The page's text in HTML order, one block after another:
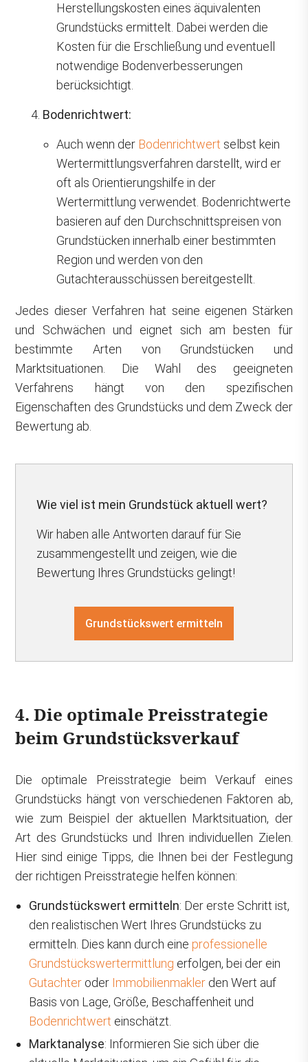
Herstellungskosten eines äquivalenten
Grundstücks ermittelt. Dabei werden die
Kosten für die Erschließung und eventuell
notwendige Bodenverbesserungen
berücksichtigt.
Bodenrichtwert:
Auch wenn der Bodenrichtwert selbst kein
Wertermittlungsverfahren darstellt, wird er
oft als Orientierungshilfe in der
Wertermittlung verwendet. Bodenrichtwerte
basieren auf den Durchschnittspreisen von
Grundstücken innerhalb einer bestimmten
Region und werden von den
Gutachterausschüssen bereitgestellt.
Jedes dieser Verfahren hat seine eigenen Stärken
und Schwächen und eignet sich am besten für
bestimmte Arten von Grundstücken und
Marktsituationen. Die Wahl des geeigneten
Verfahrens hängt von den spezifischen
Eigenschaften des Grundstücks und dem Zweck der
Bewertung ab.
Wie viel ist mein Grundstück aktuell wert?
Wir haben alle Antworten darauf für Sie
zusammengestellt und zeigen, wie die
Bewertung Ihres Grundstücks gelingt!
Grundstückswert ermitteln
4. Die optimale Preisstrategie
beim Grundstücksverkauf
Die optimale Preisstrategie beim Verkauf eines
Grundstücks hängt von verschiedenen Faktoren ab,
wie zum Beispiel der aktuellen Marktsituation, der
Art des Grundstücks und Ihren individuellen Zielen.
Hier sind einige Tipps, die Ihnen bei der Festlegung
der richtigen Preisstrategie helfen können:
Grundstückswert ermitteln: Der erste Schritt ist,
den realistischen Wert Ihres Grundstücks zu
ermitteln. Dies kann durch eine professionelle
Grundstückswertermittlung erfolgen, bei der ein
Gutachter oder Immobilienmakler den Wert auf
Basis von Lage, Größe, Beschaffenheit und
Bodenrichtwert einschätzt.
Marktanalyse: Informieren Sie sich über die